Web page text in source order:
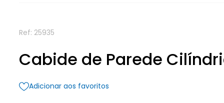
Ref: 25935
Cabide de Parede
Adicionar aos favoritos